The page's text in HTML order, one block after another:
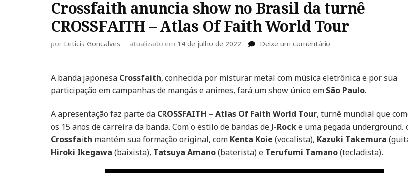
Crossfaith anuncia show no Brasil da turnê
CROSSFAITH – Atlas Of Faith World Tour
por Leticia Goncalves atualizado em 14 de julho de 2022 Deixe um comentário
show
Brasil
turnê
CROSSFAITH
–
Atlas
Of
Faith
A banda japonesa Crossfaith, conhecida por misturar metal com música eletrônica e por sua
participação em campanhas de mangás e animes, fará um show único em São Paulo.
A apresentação faz parte da CROSSFAITH – Atlas Of Faith World Tour, turnê mundial que
os 15 anos de carreira da banda. Com o estilo de bandas de J-Rocke uma pegada underground,
Crossfaith mantém sua formação original, com Kenta Koie (vocalista), Kazuki Takemura
Hiroki Ikegawa (baixista), Tatsuya Amano(baterista) e Terufumi Tamano(tecladista).